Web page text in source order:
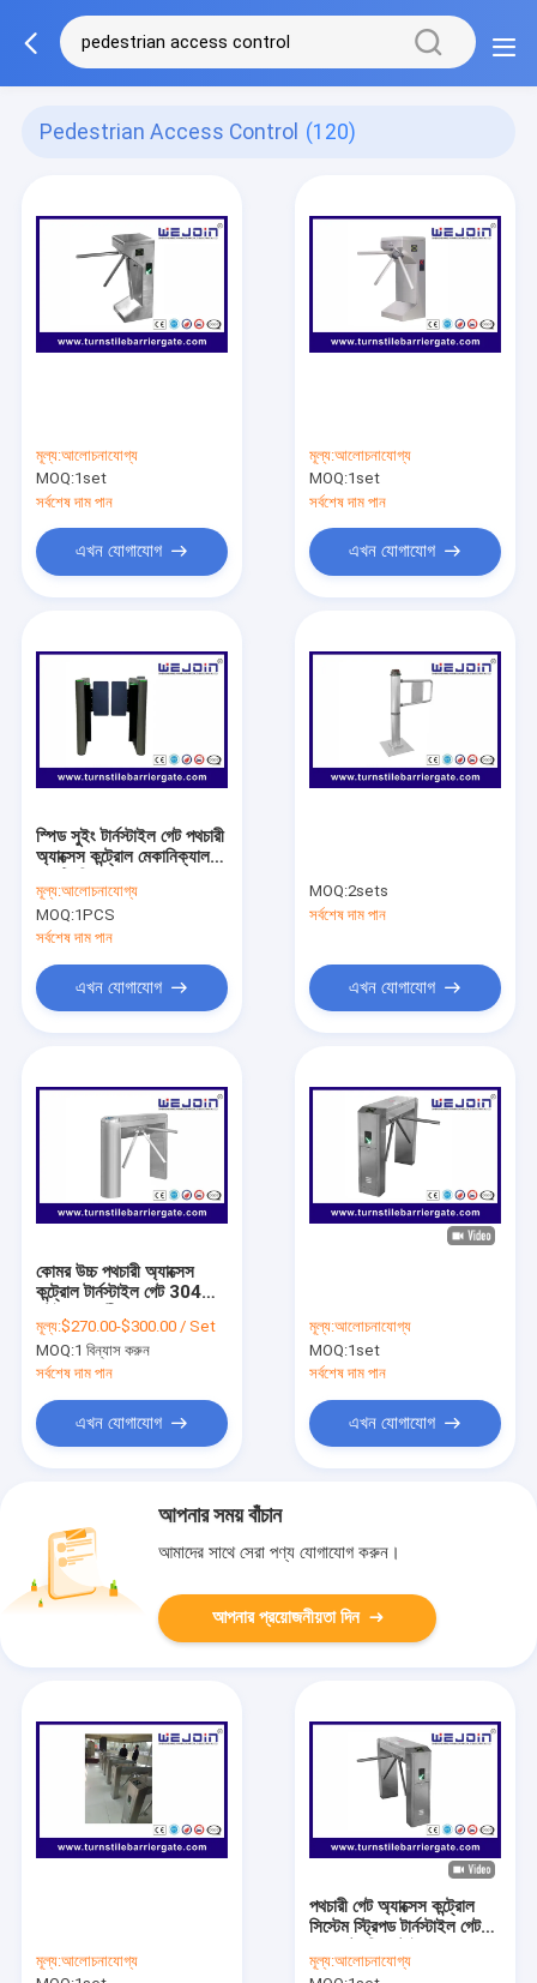
Pedestrian Access Control (120)
মূল্য:আলোচনাযোগ্য
MOQ:1set
সর্বশেষ দাম পান
এখন যোগাযোগ
মূল্য:আলোচনাযোগ্য
MOQ:1set
সর্বশেষ দাম পান
এখন যোগাযোগ
স্পিড সুইং টার্নস্টাইল গেট পথচারী
অ্যাক্সেস কন্ট্রোল মেকানিক্যাল
মূল্য:আলোচনাযোগ্য
MOQ:1PCS
সর্বশেষ দাম পান
এখন যোগাযোগ
MOQ:2sets
সর্বশেষ দাম পান
এখন যোগাযোগ
কোমর উচ্চ পথচারী অ্যাক্সেস
কন্ট্রোল টার্নস্টাইল গেট 304
মূল্য:$270.00-$300.00 / Set
MOQ:1 বিন্যাস করুন
সর্বশেষ দাম পান
এখন যোগাযোগ
মূল্য:আলোচনাযোগ্য
MOQ:1set
সর্বশেষ দাম পান
এখন যোগাযোগ
আপনার সময় বাঁচান
আমাদের সাথে সেরা পণ্য যোগাযোগ করুন।
আপনার প্রয়োজনীয়তা দিন
মূল্য:আলোচনাযোগ্য
পথচারী গেট অ্যাক্সেস কন্ট্রোল
সিস্টেম স্ট্রিপড টার্নস্টাইল গেট
মূল্য:আলোচনাযোগ্য